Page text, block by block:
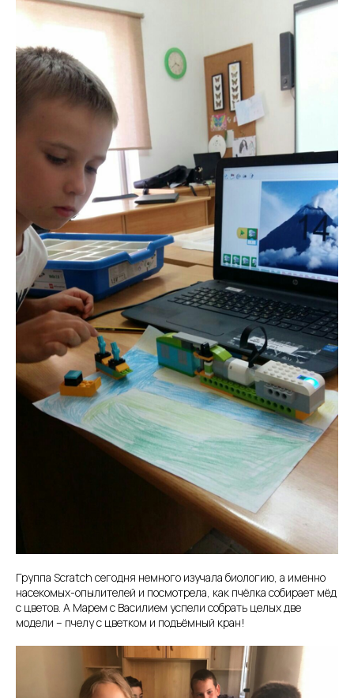
Группа Scratch сегодня немного изучала биологию, а именно
насекомых-опылителей и посмотрела, как пчёлка собирает мёд
с цветов. А Марем с Василием успели собрать целых две
модели – пчелу с цветком и подъёмный кран!